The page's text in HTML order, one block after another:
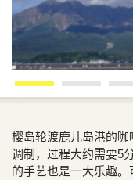
樱岛轮渡鹿儿岛港的
调制，过程大约需要5
的手艺也是一大乐趣